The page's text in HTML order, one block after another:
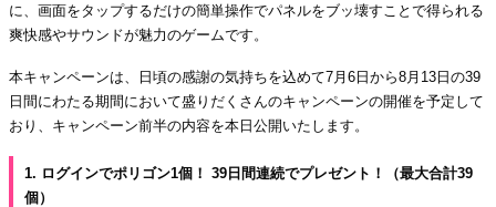
に、画面をタップするだけの簡単操作でパネルをブッ壊すことで得られる
爽快感やサウンドが魅力のゲームです。
本キャンペーンは、日頃の感謝の気持ちを込めて7月6日から8月13日の39
日間にわたる期間において盛りだくさんのキャンペーンの開催を予定して
おり、キャンペーン前半の内容を本日公開いたします。
1. ログインでポリゴン1個！ 39日間連続でプレゼント！（最大合計39
個）